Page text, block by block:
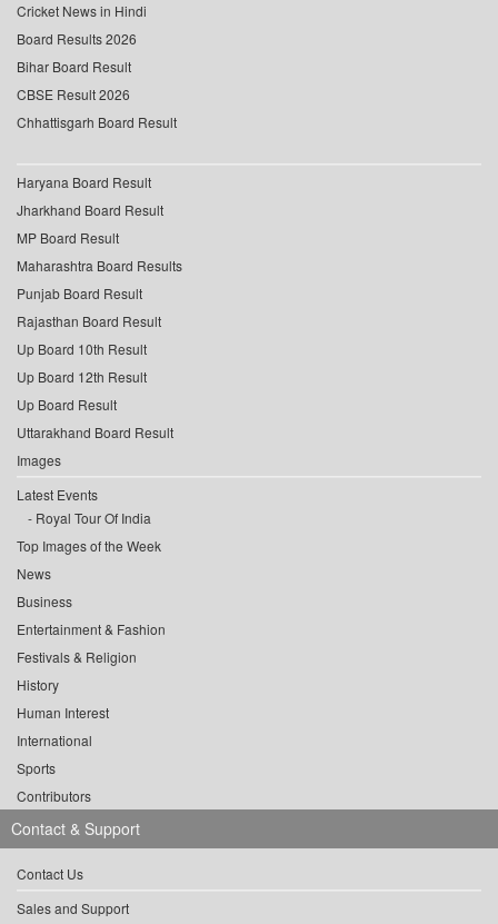
Cricket News in Hindi
Board Results 2026
Bihar Board Result
CBSE Result 2026
Chhattisgarh Board Result
Haryana Board Result
Jharkhand Board Result
MP Board Result
Maharashtra Board Results
Punjab Board Result
Rajasthan Board Result
Up Board 10th Result
Up Board 12th Result
Up Board Result
Uttarakhand Board Result
Images
Latest Events
Royal Tour Of India
Top Images of the Week
News
Business
Entertainment & Fashion
Festivals & Religion
History
Human Interest
International
Sports
Contributors
Contact & Support
Contact Us
Sales and Support